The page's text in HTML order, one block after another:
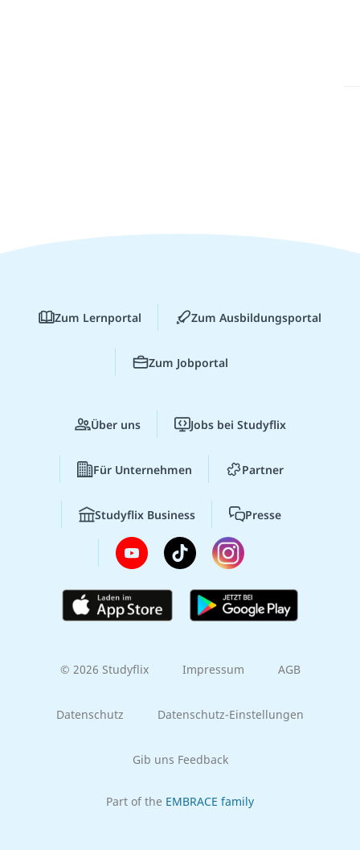
Zum Lernportal Zum Ausbildungsportal
Zum Jobportal
Über uns Jobs bei Studyflix
Für Unternehmen Partner
Studyflix Business Presse
© 2026 Studyflix Impressum AGB
Datenschutz Datenschutz-Einstellungen
Gib uns Feedback
Part of the EMBRACE family